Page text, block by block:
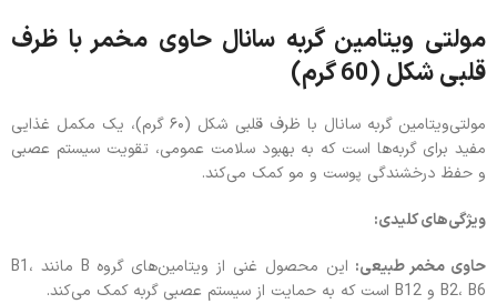
مولتی ویتامین گربه سانال حاوی مخمر با ظرف
قلبی شکل (60 گرم)
مولتی‌ویتامین گربه سانال با ظرف قلبی شکل (۶۰ گرم)، یک مکمل غذایی
مفید برای گربه‌ها است که به بهبود سلامت عمومی، تقویت سیستم عصبی
و حفظ درخشندگی پوست و مو کمک می‌کند.
ویژگی‌های کلیدی:
حاوی مخمر طبیعی:
این محصول غنی از ویتامین‌های گروه B مانند B1،
B2، B6 و B12 است که به حمایت از سیستم عصبی گربه کمک می‌کند.